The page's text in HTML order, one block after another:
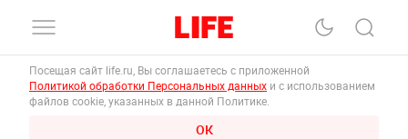
Посещая сайт life.ru, Вы соглашаетесь с приложенной
Политикой обработки Персональных данных и с использованием
файлов cookie, указанных в данной Политике.
ОК